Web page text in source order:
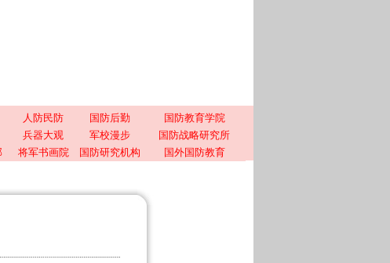
人防民防 国防后勤
国防教育学院
兵器大观 军校漫步
国防战略研究所
将军书画院 国防研究机构 国外国防教育